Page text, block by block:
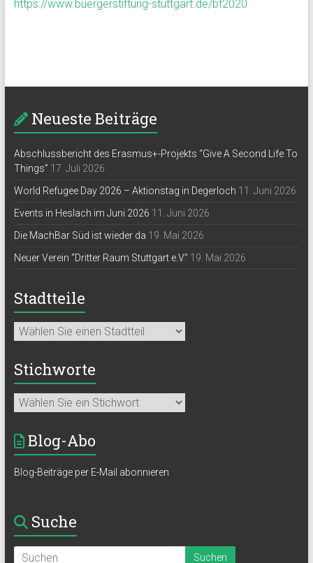
https://www.buergerstiftung-stuttgart.de/bf2020
Neueste Beiträge
Abschlussbericht des Erasmus+-Projekts “Give A Second Life To
Things” 17. Juli 2026
World Refugee Day 2026 – Aktionstag in Degerloch 11. Juni 2026
Events in Heslach im Juni 2026 11. Juni 2026
Die MachBar Süd ist wieder da 19. Mai 2026
Neuer Verein “Dritter Raum Stuttgart e.V.” 19. Mai 2026
Stadtteile
Stichworte
Blog-Abo
Blog-Beiträge per E-Mail abonnieren
Suche